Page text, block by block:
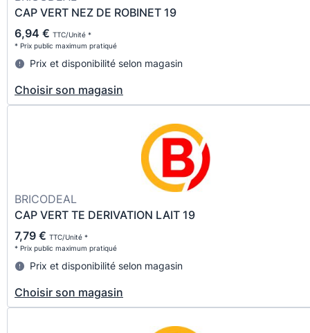
CAP VERT NEZ DE ROBINET 19
6,94 € TTC/Unité *
* Prix public maximum pratiqué
Prix et disponibilité selon magasin
Choisir son magasin
BRICODEAL
CAP VERT TE DERIVATION LAIT 19
7,79 € TTC/Unité *
* Prix public maximum pratiqué
Prix et disponibilité selon magasin
Choisir son magasin